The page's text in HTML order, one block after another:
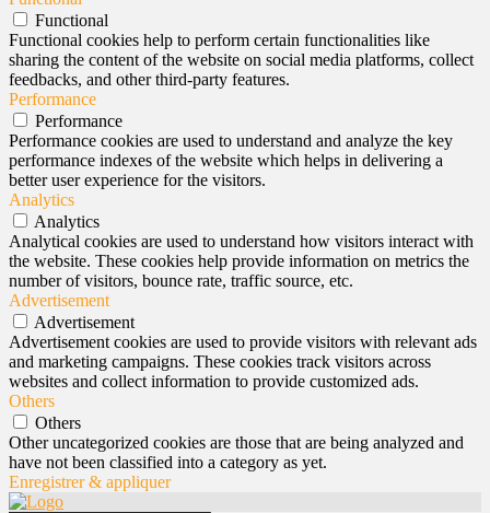
Functional
Functional cookies help to perform certain functionalities like
sharing the content of the website on social media platforms, collect
feedbacks, and other third-party features.
Performance
Performance
Performance cookies are used to understand and analyze the key
performance indexes of the website which helps in delivering a
better user experience for the visitors.
Analytics
Analytics
Analytical cookies are used to understand how visitors interact with
the website. These cookies help provide information on metrics the
number of visitors, bounce rate, traffic source, etc.
Advertisement
Advertisement
Advertisement cookies are used to provide visitors with relevant ads
and marketing campaigns. These cookies track visitors across
websites and collect information to provide customized ads.
Others
Others
Other uncategorized cookies are those that are being analyzed and
have not been classified into a category as yet.
Enregistrer & appliquer